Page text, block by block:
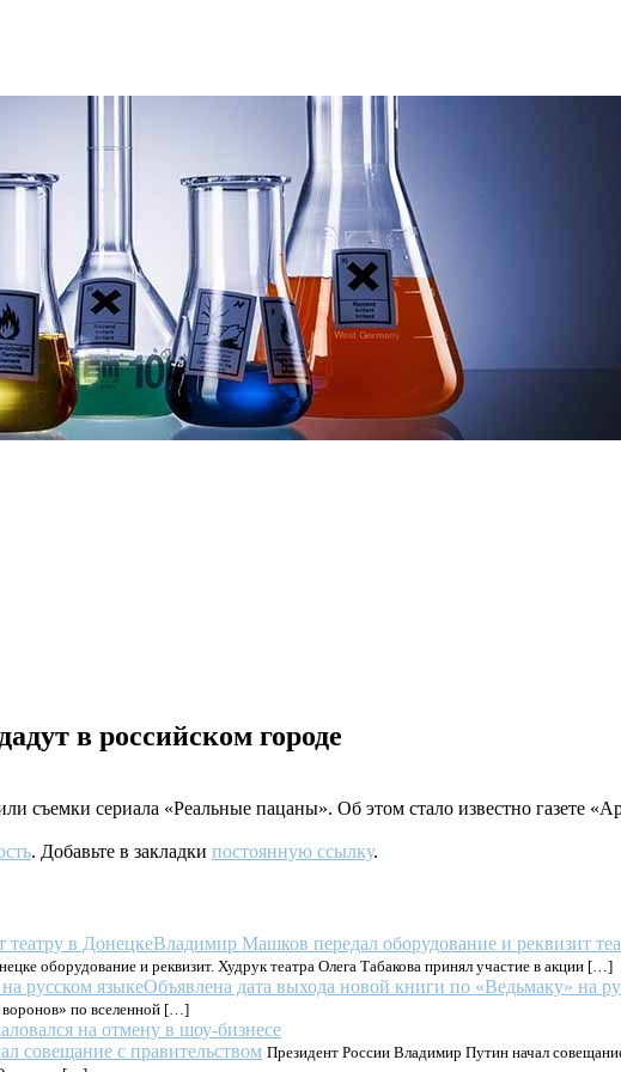
в российском городе
съемки сериала «Реальные пацаны». Об этом стало известно газете
. Добавьте в закладки постоянную ссылку.
Владимир Машков передал оборудование и реквизит
оборудование и реквизит. Худрук театра Олега Табакова принял участие в акции […]
Объявлена дата выхода новой книги по «Ведьмаку» на
воронов» по вселенной […]
на отмену в шоу-бизнесе
совещание с правительством Президент России Владимир Путин начал